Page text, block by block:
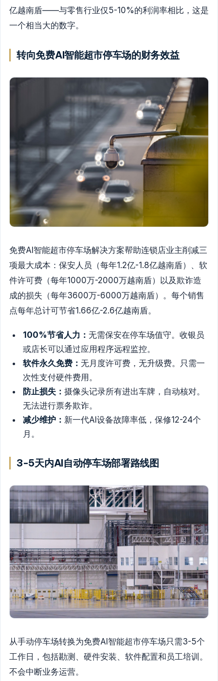
亿越南盾——与零售行业仅5-10%的利润率相比，这是
一个相当大的数字。
转向免费AI智能超市停车场的财务效益
免费AI智能超市停车场解决方案帮助连锁店业主削减三
项最大成本：保安人员（每年1.2亿-1.8亿越南盾）、软
件许可费（每年1000万-2000万越南盾）以及欺诈造
成的损失（每年3600万-6000万越南盾）。每个销售
点每年总计可节省1.66亿-2.6亿越南盾。
100%节省人力： 无需保安在停车场值守。收银员
或店长可以通过应用程序远程监控。
软件永久免费： 无月度许可费，无升级费。只需一
次性支付硬件费用。
防止损失： 摄像头记录所有进出车牌，自动核对。
无法进行票务欺诈。
减少维护： 新一代AI设备故障率低，保修12-24个
月。
3-5天内AI自动停车场部署路线图
从手动停车场转换为免费AI智能超市停车场只需3-5个
工作日，包括勘测、硬件安装、软件配置和员工培训。
不会中断业务运营。